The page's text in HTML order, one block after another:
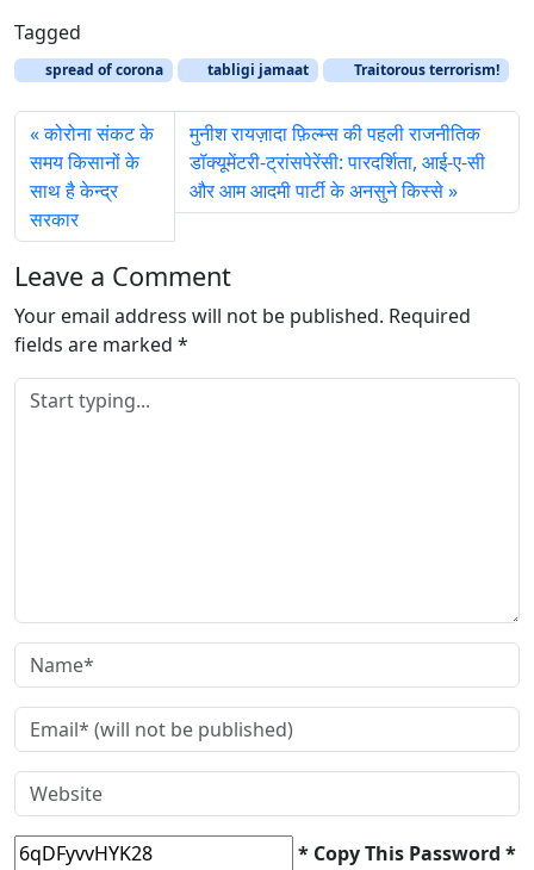
a
d
i
n
g
…
Tagged
spread of corona tabligi jamaat Traitorous terrorism!
कोरोना संकट के
समय किसानों के
साथ है केन्द्र
सरकार
मुनीश रायज़ादा फ़िल्म्स की पहली राजनीतिक
डॉक्यूमेंटरी-ट्रांसपेरेंसी: पारदर्शिता, आई-ए-सी
और आम आदमी पार्टी के अनसुने किस्से
Leave a Comment
Your email address will not be published. Required
fields are marked *
* Copy This Password *